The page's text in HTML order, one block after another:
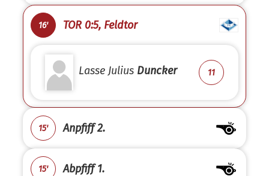
16' TOR 0:5, Feldtor
Lasse Julius Duncker 11
15' Anpfiff 2.
15' Abpfiff 1.